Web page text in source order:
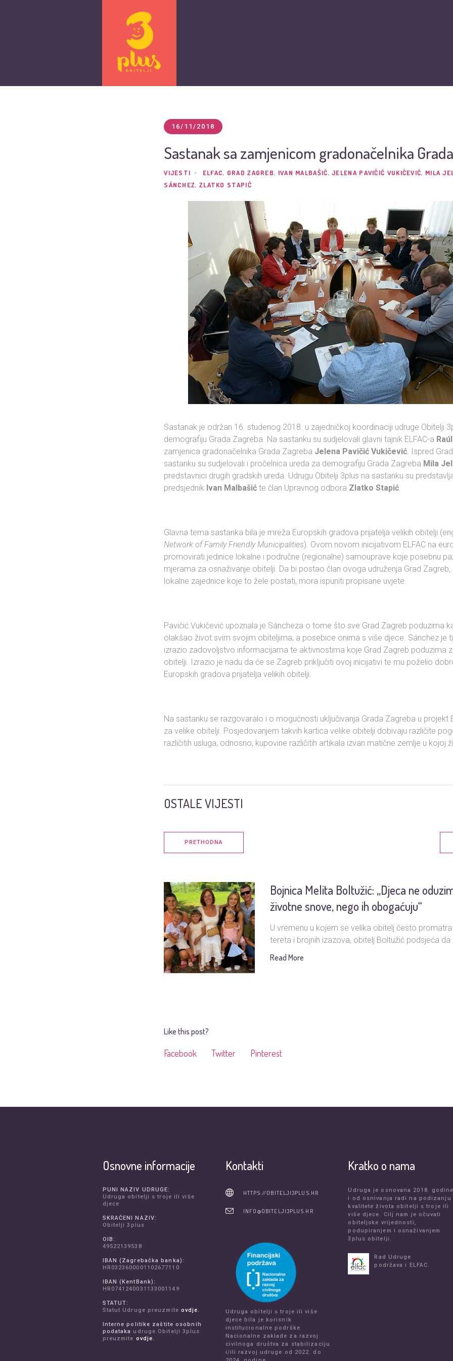
16/11/2018
Sastanak sa zamjenicom gradonačelnika
VIJESTI ELFAC, GRAD ZAGREB, IVAN MALBAŠIĆ,JELENA PAVIČIĆ VUKIČEVIĆ, MILA
SÁNCHEZ, ZLATKO STAPIĆ
Sastanak je održan 16. studenog 2018. u zajedničkoj koordinaciji udruge Obitelji
demografiju Grada Zagreba. Na sastanku su sudjelovali glavni tajnik ELFAC-a
zamjenica gradonačelnika Grada Zagreba Jelena Pavičić Vukičević. Ispred
sastanku su sudjelovali i pročelnica ureda za demografiju Grada Zagreba Mila
predstavnici drugih gradskih ureda. Udrugu Obitelji 3plus na sastanku su
predsjednik Ivan Malbašić te član Upravnog odbora Zlatko Stapić.
Glavna tema sastanka bila je mreža Europskih gradova prijatelja velikih obitelji
Network of Family Friendly Municipalities). Ovom novom inicijativom ELFAC na
promovirati jedinice lokalne i područne (regionalne) samouprave koje posebnu
mjerama za osnaživanje obitelji. Da bi postao član ovoga udruženja Grad
lokalne zajednice koje to žele postati, mora ispuniti propisane uvjete.
Pavičić Vukičević upoznala je Sáncheza o tome što sve Grad Zagreb poduzima
olakšao život svim svojim obiteljima, a posebice onima s više djece. Sánchez je
izrazio zadovoljstvo informacijama te aktivnostima koje Grad Zagreb poduzima
obitelji. Izrazio je nadu da će se Zagreb priključiti ovoj inicijativi te mu poželio
Europskih gradova prijatelja velikih obitelji.
Na sastanku se razgovaralo i o mogućnosti uključivanja Grada Zagreba u projekt
za velike obitelji. Posjedovanjem takvih kartica velike obitelji dobivaju različite
različitih usluga, odnosno, kupovine različitih artikala izvan matične zemlje u kojoj
OSTALE VIJESTI
PRETHODNA
Bojnica Melita Boltužić: „Djeca ne
životne snove, nego ih obogaćuju“
U vremenu u kojem se velika obitelj često
tereta i brojnih izazova, obitelj Boltužić podsjeća da
Read More
Like this post?
Facebook Twitter Pinterest
Osnovne informacije
PUNI NAZIV UDRUGE:
Udruga obitelji s troje ili više
djece
SKRAĆENI NAZIV:
Obitelji 3plus
OIB:
49522139538
IBAN (Zagrebačka banka):
HR0323600001102677110
IBAN (KentBank):
HR0741240031133001149
STATUT:
Statut Udruge preuzmite ovdje.
Interne politike zaštite osobnih
podataka udruge Obitelji 3plus
preuzmite ovdje.
Kontakti
HTTPS://OBITELJI3PLUS.HR
INFO@OBITELJI3PLUS.HR
Udruga obitelji s troje ili više
djece bila je korisnik
institucionalne podrške
Nacionalne zaklade za razvoj
civilnoga društva za stabilizaciju
i/ili razvoj udruge od 2022. do
Kratko o nama
Udruga je osnovana 2018. godine
i od osnivanja radi na podizanju
kvalitete života obitelji s troje ili
više djece. Cilj nam je očuvati
obiteljske vrijednosti,
podupiranjem i osnaživanjem
3plus obitelji.
Rad Udruge
podržava i ELFAC.